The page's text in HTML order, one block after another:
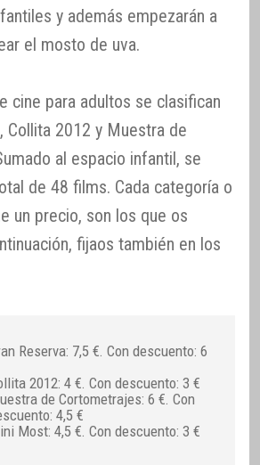
y además empezarán a
el mosto de uva.
cine para adultos se clasifican
Collita 2012 y Muestra de
al espacio infantil, se
de 48 films. Cada categoría o
un precio, son los que os
fijaos también en los
Reserva: 7,5 €. Con descuento: 6
2012: 4 €. Con descuento: 3 €
de Cortometrajes: 6 €. Con
4,5 €
Most: 4,5 €. Con descuento: 3 €